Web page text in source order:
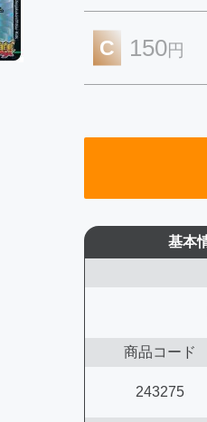
C 150円
基本
商品コード
243275